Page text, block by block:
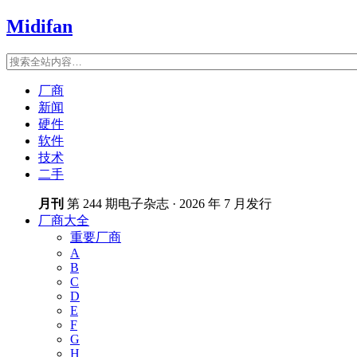
Midifan
厂商
新闻
硬件
软件
技术
二手
月刊 第 244 期电子杂志 · 2026 年 7 月发行
厂商大全
重要厂商
A
B
C
D
E
F
G
H